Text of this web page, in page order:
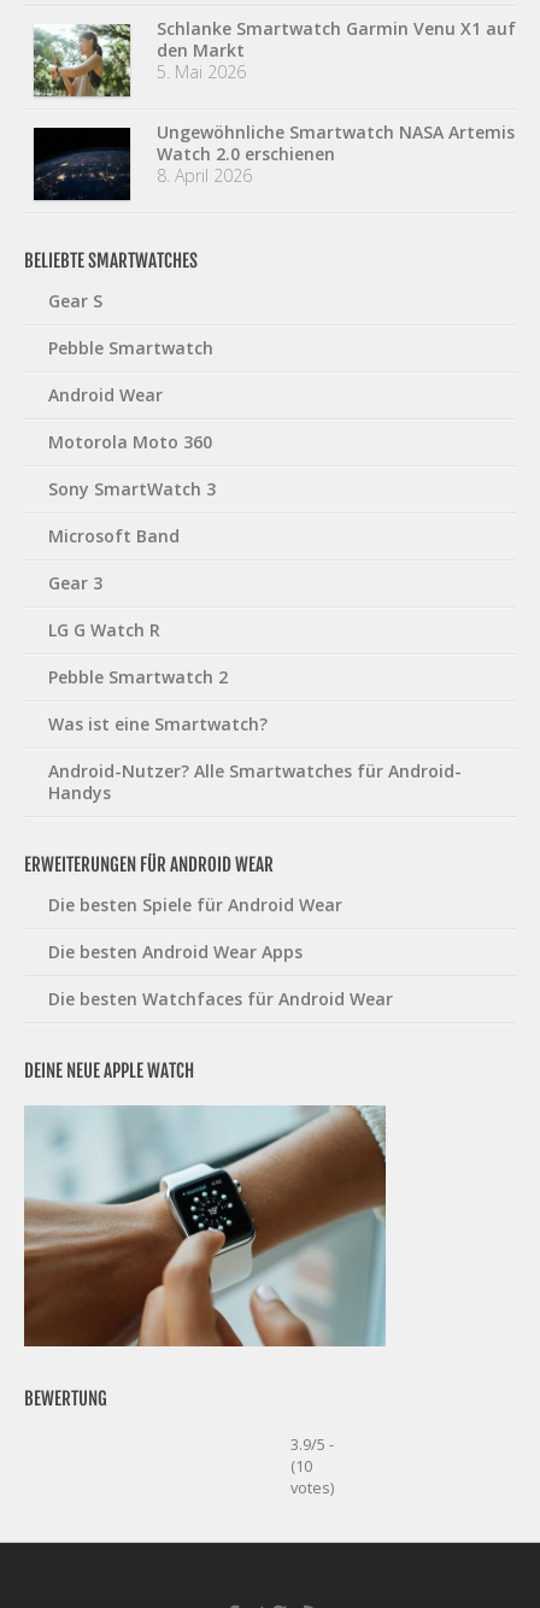
Schlanke Smartwatch Garmin Venu X1 auf
den Markt
5. Mai 2026
Ungewöhnliche Smartwatch NASA Artemis
Watch 2.0 erschienen
8. April 2026
BELIEBTE SMARTWATCHES
Gear S
Pebble Smartwatch
Android Wear
Motorola Moto 360
Sony SmartWatch 3
Microsoft Band
Gear 3
LG G Watch R
Pebble Smartwatch 2
Was ist eine Smartwatch?
Android-Nutzer? Alle Smartwatches für Android-
Handys
ERWEITERUNGEN FÜR ANDROID WEAR
Die besten Spiele für Android Wear
Die besten Android Wear Apps
Die besten Watchfaces für Android Wear
DEINE NEUE APPLE WATCH
BEWERTUNG
3.9/5 -
(10
votes)